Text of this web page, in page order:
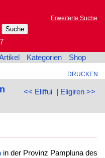
Erweiterte Suche
Kategorien Shop
DRUCKEN
<< Eliffui| Eligiren >>
in der Provinz Pampluna des